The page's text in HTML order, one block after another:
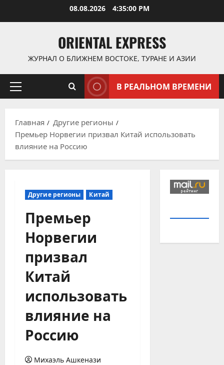
08.08.2026 4:35:01 PM
ORIENTAL EXPRESS
ЖУРНАЛ О БЛИЖНЕМ ВОСТОКЕ, ТУРАНЕ И АЗИИ
Основное
В РЕАЛЬНОМ ВРЕМЕНИ
Главная
Другие регионы
Премьер Норвегии призвал Китай использовать
влияние на Россию
Другие регионы Китай
Премьер
Норвегии
призвал
Китай
использовать
влияние на
Россию
Михаэль Ашкенази